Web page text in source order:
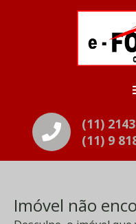
(11)
(11) 9
Imóvel não